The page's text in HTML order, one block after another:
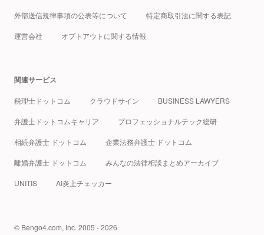
外部送信規律事項の公表等について 特定商取引法に関する表記
運営会社 オプトアウトに関する情報
関連サービス
税理士ドットコム クラウドサイン BUSINESS LAWYERS
弁護士ドットコムキャリア プロフェッショナルテック総研
相続弁護士 ドットコム 企業法務弁護士 ドットコム
離婚弁護士 ドットコム みんなの法律相談まとめアーカイブ
UNITIS AI炎上チェッカー
© Bengo4.com, Inc. 2005 - 2026